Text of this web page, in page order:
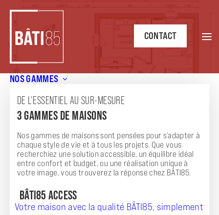
NOS GAMMES
DE L’ESSENTIEL AU SUR-MESURE
3 GAMMES DE MAISONS
Nos gammes de maisons sont pensées pour s’adapter à
chaque style de vie et à tous les projets. Que vous
recherchiez une solution accessible, un équilibre idéal
entre confort et budget, ou une réalisation unique à
votre image, vous trouverez la réponse chez BÂTI85.
BÂTI85 ACCESS
Votre maison avec la qualité BÂTI85, simplement
CONTACT
m² avec terrain de 367 m² à L’Aiguillon-sur-Vie
ANNONCE
CHARMANTE MAISON SUR MESURE DE 74 M²
AVEC TERRAIN DE 367 M² À L'AIGUILLON-
SUR-VIE